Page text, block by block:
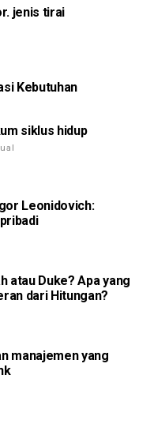
jenis tirai
Kebutuhan
siklus hidup
Leonidovich:
atau Duke? Apa yang
dari Hitungan?
manajemen yang